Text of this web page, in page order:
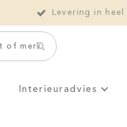
Levering in heel
of merk
Interieuradvies